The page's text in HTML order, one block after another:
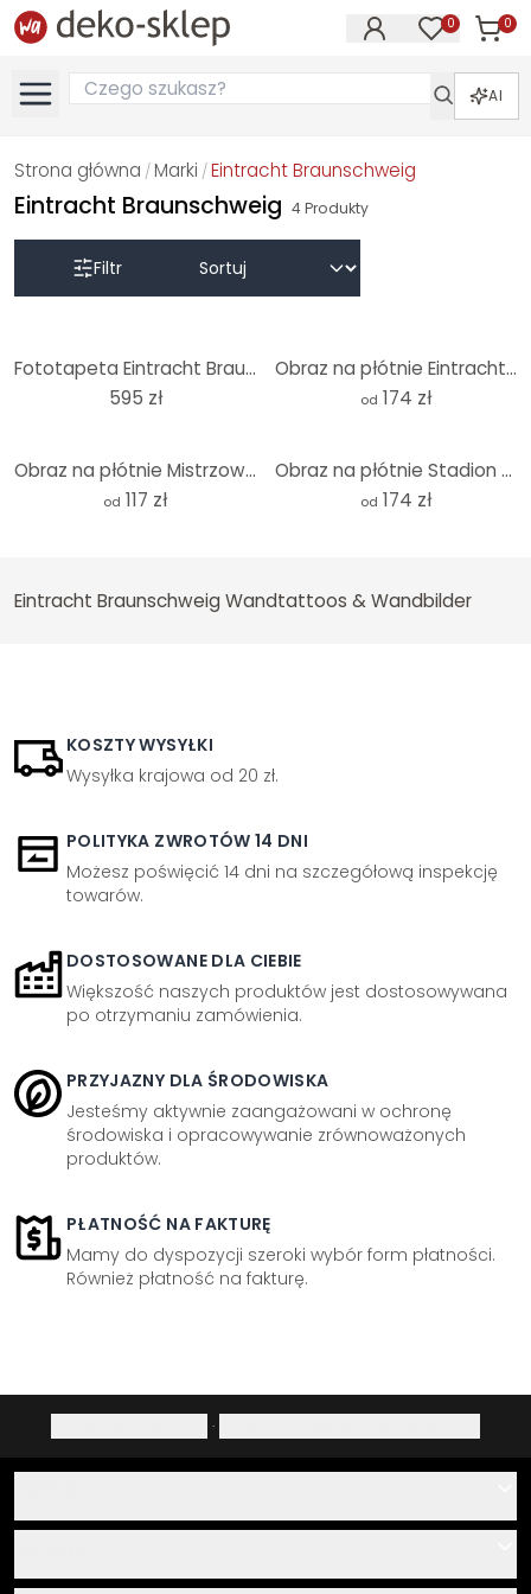
0 0
AI
Strona główna / Marki /Eintracht Braunschweig
Eintracht Braunschweig 4Produkty
Filtr
Fototapeta Eintracht Braunschweig Tribüne Panorama - 384x260 cm
595 zł
Obraz na płótnie Eintracht Braunschweig Tribüne Panorama
od 174 zł
Obraz na płótnie Mistrzowska drużyna Eintracht Braunschweig 1967
od 117 zł
Obraz na płótnie Stadion Eintracht Braunschweig - Panorama
od 174 zł
Eintracht Braunschweig Wandtattoos & Wandbilder
KOSZTY WYSYŁKI
Wysyłka krajowa od 20 zł.
POLITYKA ZWROTÓW 14 DNI
Możesz poświęcić 14 dni na szczegółową inspekcję
towarów.
DOSTOSOWANE DLA CIEBIE
Większość naszych produktów jest dostosowywana
po otrzymaniu zamówienia.
PRZYJAZNY DLA ŚRODOWISKA
Jesteśmy aktywnie zaangażowani w ochronę
środowiska i opracowywanie zrównoważonych
produktów.
PŁATNOŚĆ NA FAKTURĘ
Mamy do dyspozycji szeroki wybór form płatności.
Również płatność na fakturę.
·
O nas